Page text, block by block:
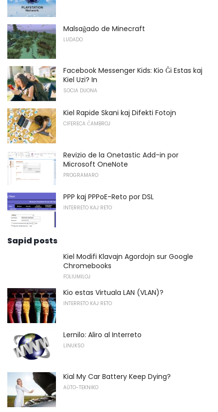
Malsaĝado de Minecraft
LUDADO
Facebook Messenger Kids: Kio Ĝi Estas kaj
Kiel Uzi? In
SOCIA DUONA
Kiel Rapide Skani kaj Difekti Fotojn
CIFERECA ĈAMBROJ
Revizio de la Onetastic Add-in por
Microsoft OneNote
PROGRAMARO
PPP kaj PPPoE-Reto por DSL
INTERRETO KAJ RETO
Sapid posts
Kiel Modifi Klavajn Agordojn sur Google
Chromebooks
FOLIUMILOJ
Kio estas Virtuala LAN (VLAN)?
INTERRETO KAJ RETO
Lernilo: Aliro al Interreto
LINUKSO
Kial My Car Battery Keep Dying?
AŬTO-TEKNIKO